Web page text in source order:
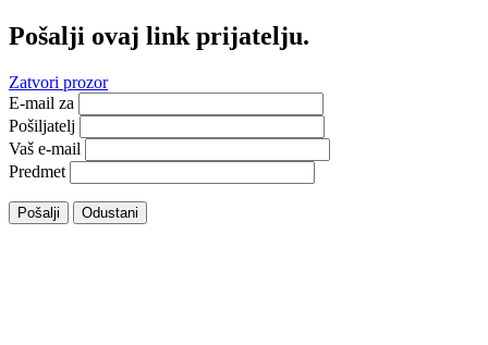
Pošalji ovaj link prijatelju.
Zatvori prozor
E-mail za
Pošiljatelj
Vaš e-mail
Predmet
Pošalji Odustani